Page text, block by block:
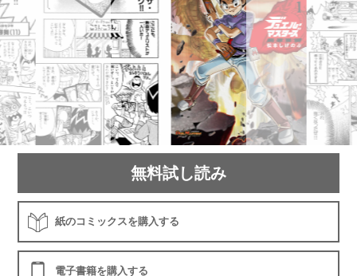
無料試し読み
紙のコミックスを購入する
電子書籍を購入する